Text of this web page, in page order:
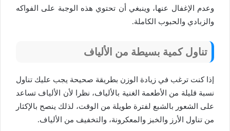
وعدم الإغفال عنها، وينبغي أن تحتوي هذه الوجبة على الفواكه
والزبادي والحبوب الكاملة.
تناول كمية بسيطة من الألياف
إذا كنت ترغب في زيادة الوزن بطريقة صحيحة يجب عليك تناول
نسبة قليلة من الأطعمة الغنية بالألياف، نظرا لأن الألياف تساعد
على الشعور بالشبع لفترة طويلة من الوقت، لذلك ينصح بالإكثار
من تناول الأرز والخبز والمعكرونة، والتخفيف من الألياف.